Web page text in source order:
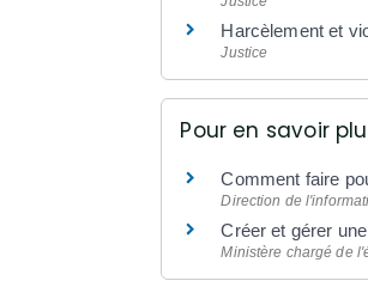
Harcèlement et
Justice
Pour en savoir
Comment faire
Direction de
Créer et gérer
Ministère chargé de